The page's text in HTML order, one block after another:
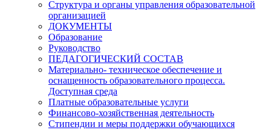
Структура и органы управления образовательной
организацией
ДОКУМЕНТЫ
Образование
Руководство
ПЕДАГОГИЧЕСКИЙ СОСТАВ
Материально- техническое обеспечение и
оснащенность образовательного процесса.
Доступная среда
Платные образовательные услуги
Финансово-хозяйственная деятельность
Стипендии и меры поддержки обучающихся